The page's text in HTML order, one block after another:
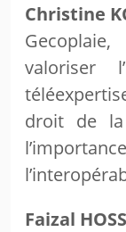
Christine
valoriser
droit de
Faizal